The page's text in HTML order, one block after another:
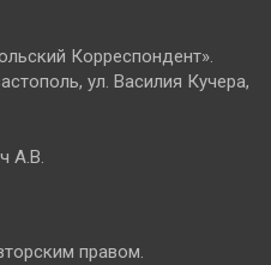
Корреспондент».
ул. Василия Кучера,
А.В.
правом.